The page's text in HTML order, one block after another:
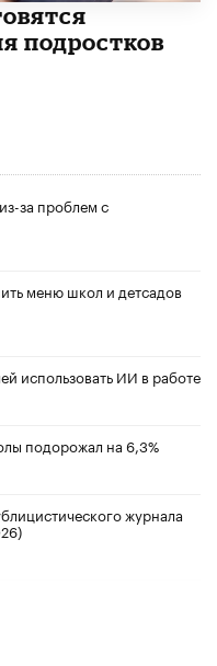
подростков
за проблем с
меню школ и детсадов
использовать ИИ в работе
подорожал на 6,3%
журнала